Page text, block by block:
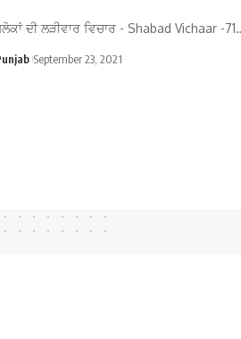
ਦੀ ਲੜੀਵਾਰ ਵਿਚਾਰ - Shabad Vichaar -
September 23, 2021